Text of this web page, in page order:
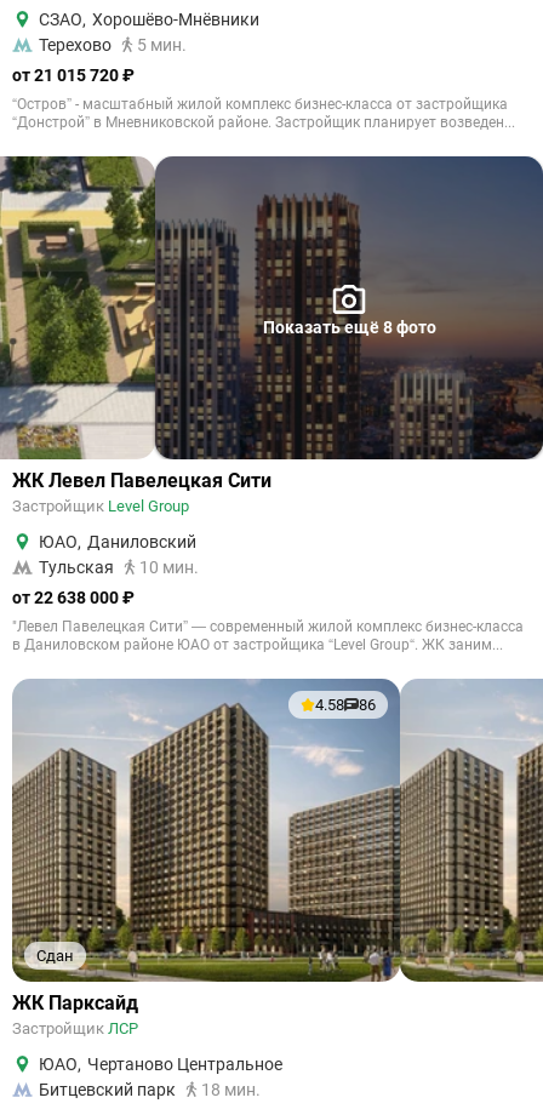
СЗАО, Хорошёво-Мнёвники
Терехово
5 мин.
от 21 015 720 ₽
“Остров” - масштабный жилой комплекс бизнес-класса от застройщика
“Донстрой” в Мневниковской районе. Застройщик планирует возведен...
Показать ещё 8 фото
ЖК Левел Павелецкая Сити
Застройщик Level Group
ЮАО, Даниловский
Тульская
10 мин.
от 22 638 000 ₽
"Левел Павелецкая Сити” — современный жилой комплекс бизнес-класса
в Даниловском районе ЮАО от застройщика “Level Group“. ЖК заним...
Сдан
4.58 86
ЖК Парксайд
Застройщик ЛСР
ЮАО, Чертаново Центральное
Битцевский парк
18 мин.